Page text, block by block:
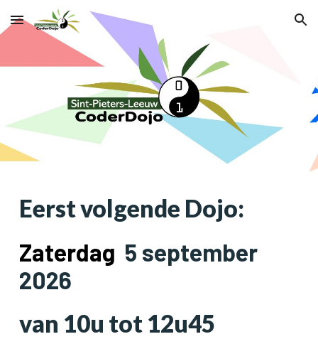
Skip to main content Skip to navigation
Eerst volgende Dojo:
Zaterdag 5 september
2026
van 10u tot 12u45